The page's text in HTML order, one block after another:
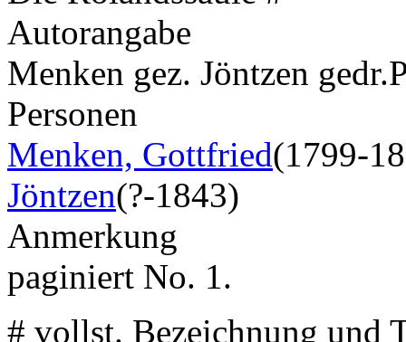
Autorangabe
Menken gez. Jöntzen gedr.
Personen
Menken, Gottfried(1799-
Jöntzen(?-1843)
Anmerkung
paginiert No. 1.
# vollst. Bezeichnung und